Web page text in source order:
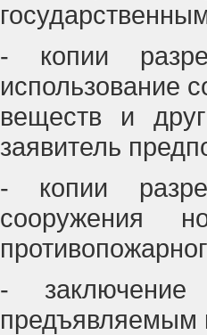
- копии
использование
веществ и
заявитель
- копии
сооружения
- заключение
предъявляемым